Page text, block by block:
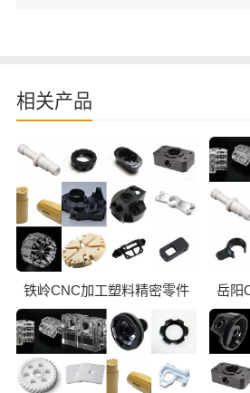
相关产品
铁岭CNC加工塑料精密零件 岳阳